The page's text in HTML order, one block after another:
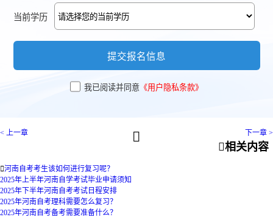
当前学历
提交报名信息
我已阅读并同意 《用户隐私条款》
< 上一章  下一章 >
相关内容
河南自考考生该如何进行复习呢？
2025年上半年河南自学考试毕业申请须知
2025年下半年河南自考考试日程安排
2025年河南自考理科需要怎么复习？
2025年河南自考备考需要准备什么？